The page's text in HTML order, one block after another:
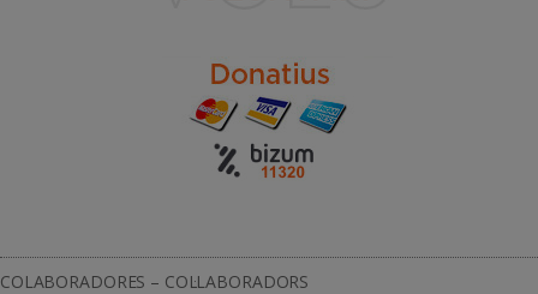
COLABORADORES – COL·LABORADORS